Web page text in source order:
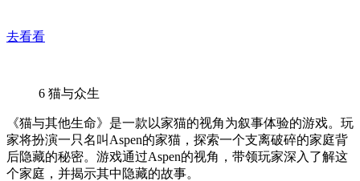
去看看
6 猫与众生
《猫与其他生命》是一款以家猫的视角为叙事体验的游戏。玩
家将扮演一只名叫Aspen的家猫，探索一个支离破碎的家庭背
后隐藏的秘密。游戏通过Aspen的视角，带领玩家深入了解这
个家庭，并揭示其中隐藏的故事。